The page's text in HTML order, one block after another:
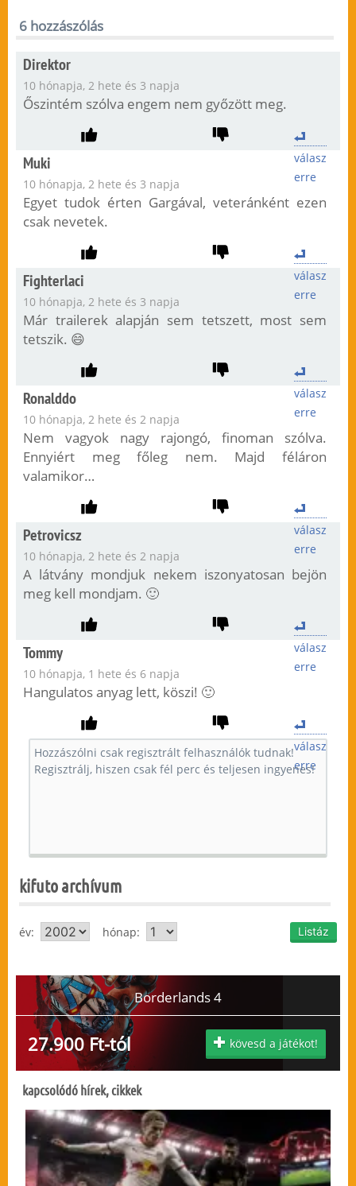
6 hozzászólás
Direktor
10 hónapja, 2 hete és 3 napja
Őszintém szólva engem nem győzött meg.
válasz
erre
Muki
10 hónapja, 2 hete és 3 napja
Egyet tudok érten Gargával, veteránként ezen
csak nevetek.
válasz
erre
Fighterlaci
10 hónapja, 2 hete és 3 napja
Már trailerek alapján sem tetszett, most sem
tetszik. 😄
válasz
erre
Ronalddo
10 hónapja, 2 hete és 2 napja
Nem vagyok nagy rajongó, finoman szólva.
Ennyiért meg főleg nem. Majd féláron
valamikor…
válasz
erre
Petrovicsz
10 hónapja, 2 hete és 2 napja
A látvány mondjuk nekem iszonyatosan bejön
meg kell mondjam. 🙂
válasz
erre
Tommy
10 hónapja, 1 hete és 6 napja
Hangulatos anyag lett, köszi! 🙂
válasz
erre
kifuto archívum
év: hónap:
Borderlands 4
27.900 Ft-tól kövesd a játékot!
kapcsolódó hírek, cikkek